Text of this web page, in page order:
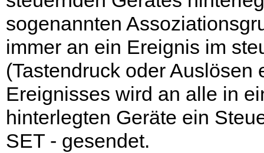
sogenannten
immer an ein Ereignis im
(Tastendruck oder
Ereignisses wird an alle in
hinterlegten Geräte ein
SET - gesendet.